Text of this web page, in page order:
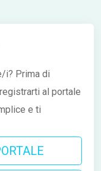
i? Prima di
al portale
e ti